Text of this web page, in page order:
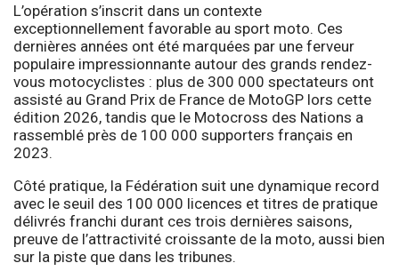
L’opération s’inscrit dans un contexte
exceptionnellement favorable au sport moto. Ces
dernières années ont été marquées par une ferveur
populaire impressionnante autour des grands rendez-
vous motocyclistes : plus de 300 000 spectateurs ont
assisté au Grand Prix de France de MotoGP lors cette
édition 2026, tandis que le Motocross des Nations a
rassemblé près de 100 000 supporters français en
2023.
Côté pratique, la Fédération suit une dynamique record
avec le seuil des 100 000 licences et titres de pratique
délivrés franchi durant ces trois dernières saisons,
preuve de l’attractivité croissante de la moto, aussi bien
sur la piste que dans les tribunes.